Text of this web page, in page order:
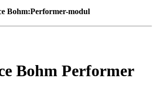
Bohm:Performer-modul
Bohm Performer